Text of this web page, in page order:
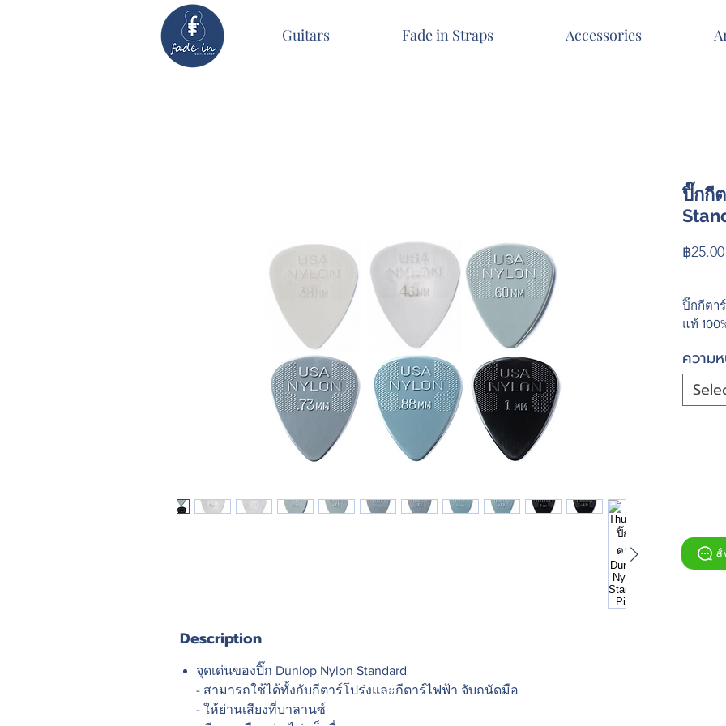
Home Guitars Fade in Straps Accessories
ปิ๊กกี
฿25.00
ปิ๊กกีตา
แท้
ความ
Description
จุดเด่นของปิ๊ก Dunlop Nylon Standard
- สามารถใช้ได้ทั้งกับกีตาร์โปร่งและกีตาร์ไฟฟ้า จับถนัดมือ
- ให้ย่านเสียงที่บาลานซ์
สั่